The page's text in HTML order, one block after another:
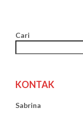
Cari
KONTAK
Sabrina